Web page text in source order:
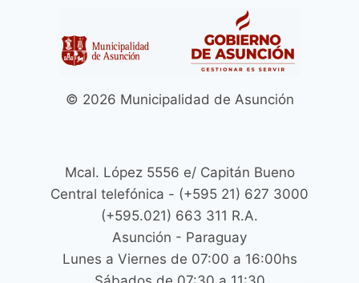
© 2026 Municipalidad de Asunción
Mcal. López 5556 e/ Capitán Bueno
Central telefónica - (+595 21) 627 3000
(+595.021) 663 311 R.A.
Asunción - Paraguay
Lunes a Viernes de 07:00 a 16:00hs